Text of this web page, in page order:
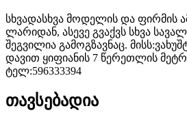
სხვადასხვა მოდელის და ფირმის
ლარიდან, ასევე გვაქვს სხვა
შეგვილია გამოგზავნაც.
დავით ყიფიანის 7 წერეთლის
ტელ:596333394
თავსებადია